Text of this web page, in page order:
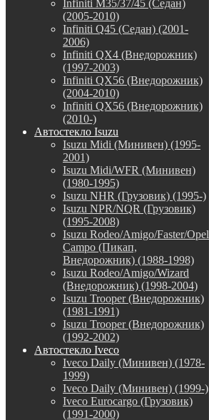
Infiniti M35/37/45 (Седан)
(2005-2010)
Infiniti Q45 (Седан) (2001-
2006)
Infiniti QX4 (Внедорожник)
(1997-2003)
Infiniti QX56 (Внедорожник)
(2004-2010)
Infiniti QX56 (Внедорожник)
(2010-)
Автостекло Isuzu
Isuzu Midi (Минивен) (1995-
2001)
Isuzu Midi/WFR (Минивен)
(1980-1995)
Isuzu NHR (Грузовик) (1995-)
Isuzu NPR/NQR (Грузовик)
(1995-2008)
Isuzu Rodeo/Amigo/Faster/Opel
Campo (Пикап,
Внедорожник) (1988-1998)
Isuzu Rodeo/Amigo/Wizard
(Внедорожник) (1998-2004)
Isuzu Trooper (Внедорожник)
(1981-1991)
Isuzu Trooper (Внедорожник)
(1992-2002)
Автостекло Iveco
Iveco Daily (Минивен) (1978-
1999)
Iveco Daily (Минивен) (1999-)
Iveco Eurocargo (Грузовик)
(1991-2000)